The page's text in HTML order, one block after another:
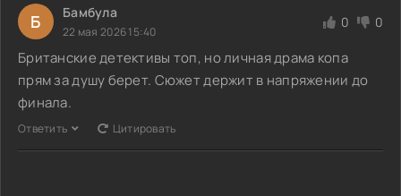
Б Бамбула
22 мая 2026 15:40
0 0
Британские детективы топ, но личная драма копа
прям за душу берет. Сюжет держит в напряжении до
финала.
Ответить Цитировать